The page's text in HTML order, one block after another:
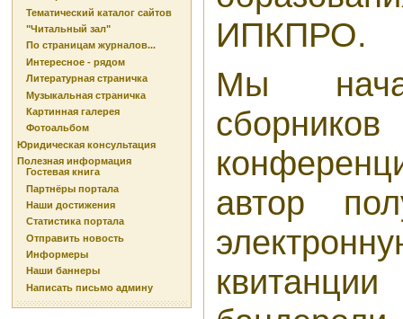
Тематический каталог сайтов
"Читальный зал"
По страницам журналов...
Интересное - рядом
Литературная страничка
Музыкальная страничка
Картинная галерея
Фотоальбом
Юридическая консультация
Полезная информация
Гостевая книга
Партнёры портала
Наши достижения
Статистика портала
Отправить новость
Информеры
Наши баннеры
Написать письмо админу
ИПКПРО.
Мы
автор